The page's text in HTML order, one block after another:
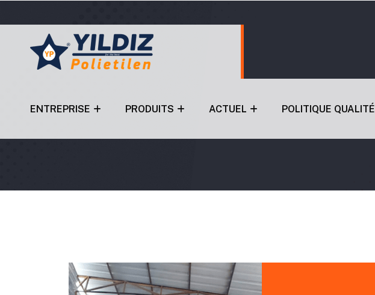
ENTREPRISE PRODUITS ACTUEL POLITIQUE QUALITÉ